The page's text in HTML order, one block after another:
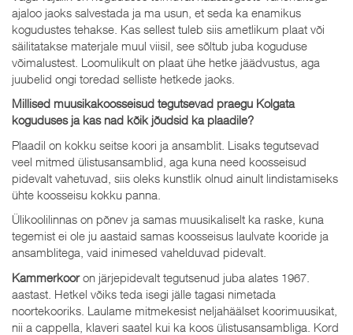
ajaloo jaoks salvestada ja ma usun, et seda ka enamikus
kogudustes tehakse. Kas sellest tuleb siis ametlikum plaat või
säilitatakse materjale muul viisil, see sõltub juba koguduse
võimalustest. Loomulikult on plaat ühe hetke jäädvustus, aga
juubelid ongi toredad selliste hetkede jaoks.
Millised muusikakoosseisud tegutsevad praegu Kolgata
koguduses ja kas nad kõik jõudsid ka plaadile?
Plaadil on kokku seitse koori ja ansamblit. Lisaks tegutsevad
veel mitmed ülistusansamblid, aga kuna need koosseisud
pidevalt vahetuvad, siis oleks kunstlik olnud ainult lindistamiseks
ühte koosseisu kokku panna.
Ülikoolilinnas on põnev ja samas muusikaliselt ka raske, kuna
tegemist ei ole ju aastaid samas koosseisus laulvate kooride ja
ansamblitega, vaid inimesed vahelduvad pidevalt.
Kammerkooron järjepidevalt tegutsenud juba alates 1967.
aastast. Hetkel võiks teda isegi jälle tagasi nimetada
noortekooriks. Laulame mitmekesist neljahäälset koorimuusikat,
nii a cappella, klaveri saatel kui ka koos ülistusansambliga. Kord